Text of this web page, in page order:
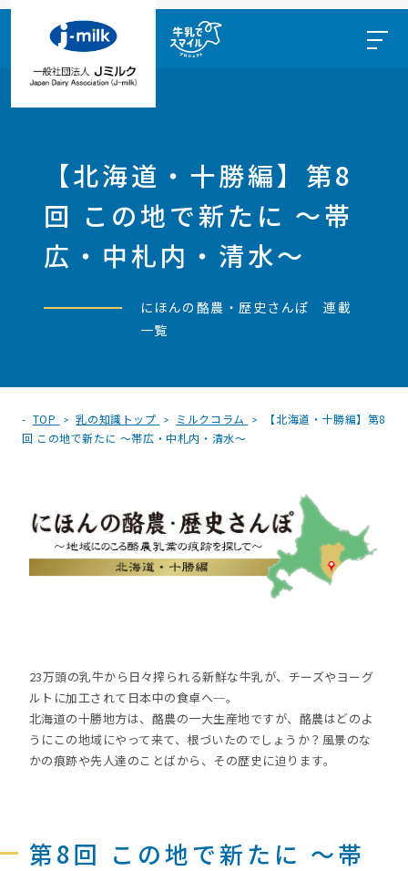
【北海道・十勝編】第8
回 この地で新たに ～帯
広・中札内・清水～
にほんの酪農・歴史さんぽ 連載
一覧
TOP 乳の知識トップ ミルクコラム
【北海道・十勝編】第8
回 この地で新たに ～帯広・中札内・清水～
23万頭の乳牛から日々搾られる新鮮な牛乳が、チーズやヨーグ
ルトに加工されて日本中の食卓へ─。
北海道の十勝地方は、酪農の一大生産地ですが、酪農はどのよ
うにこの地域にやって来て、根づいたのでしょうか？風景のな
かの痕跡や先人達のことばから、その歴史に迫ります。
第8回 この地で新たに ～帯